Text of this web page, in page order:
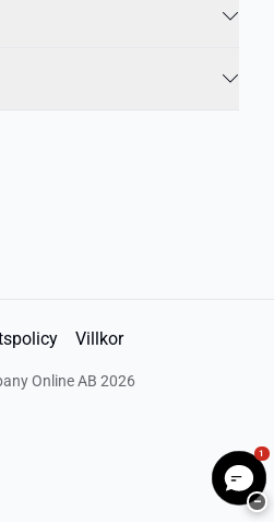
Villkor
Online AB 2026
1
−